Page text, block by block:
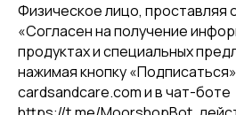
Физическое лицо, проставляя
«Согласен на получение
продуктах и специальных
нажимая кнопку
cardsandcare.com и в чат-боте